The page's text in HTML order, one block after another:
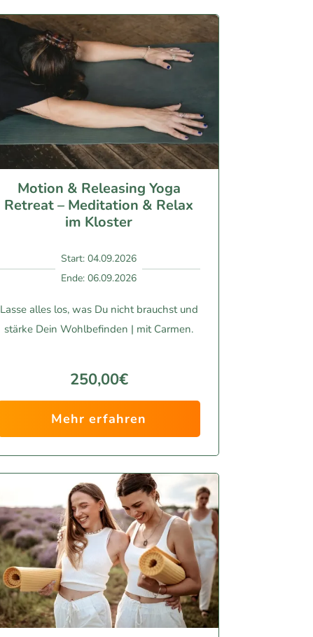
perfekt, ich habe mich
rundherum gut vorbereitet und
begleitet gefühlt.
Ich komme gern wieder.
Herzlichen Dank.
Julia Busse
Motion & Releasing Yoga
Retreat – Meditation & Relax
im Kloster
Start: 04.09.2026
Ende: 06.09.2026
Lasse alles los, was Du nicht brauchst und
stärke Dein Wohlbefinden | mit Carmen.
250,00€
Mehr erfahren